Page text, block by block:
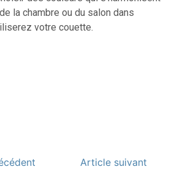
la chambre ou du salon dans
votre couette.
Article suivant